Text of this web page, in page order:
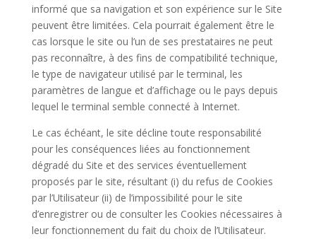
informé que sa navigation et son expérience sur le Site
peuvent être limitées. Cela pourrait également être le
cas lorsque le site ou l’un de ses prestataires ne peut
pas reconnaître, à des fins de compatibilité technique,
le type de navigateur utilisé par le terminal, les
paramètres de langue et d’affichage ou le pays depuis
lequel le terminal semble connecté à Internet.
Le cas échéant, le site décline toute responsabilité
pour les conséquences liées au fonctionnement
dégradé du Site et des services éventuellement
proposés par le site, résultant (i) du refus de Cookies
par l’Utilisateur (ii) de l’impossibilité pour le site
d’enregistrer ou de consulter les Cookies nécessaires à
leur fonctionnement du fait du choix de l’Utilisateur.